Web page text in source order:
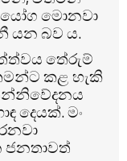
මොනවා
යන බව ය.
තේරුම්
කළ හැකි
දෙයක්. මං
ජනතාවත්